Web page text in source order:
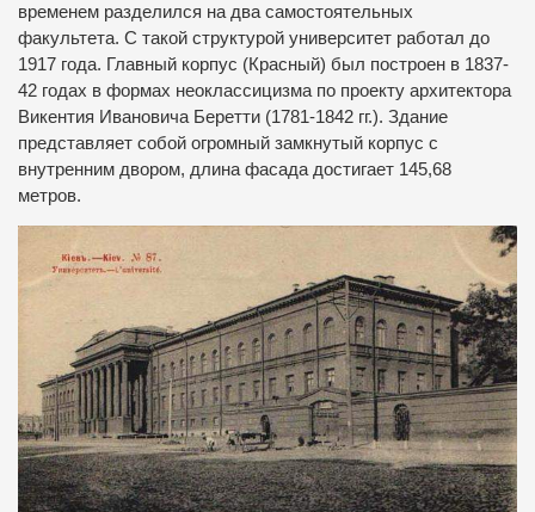
временем разделился на два самостоятельных
факультета. С такой структурой университет работал до
1917 года. Главный корпус (Красный) был построен в 1837-
42 годах в формах неоклассицизма по проекту архитектора
Викентия Ивановича Беретти (1781-1842 гг.). Здание
представляет собой огромный замкнутый корпус с
внутренним двором, длина фасада достигает 145,68
метров.